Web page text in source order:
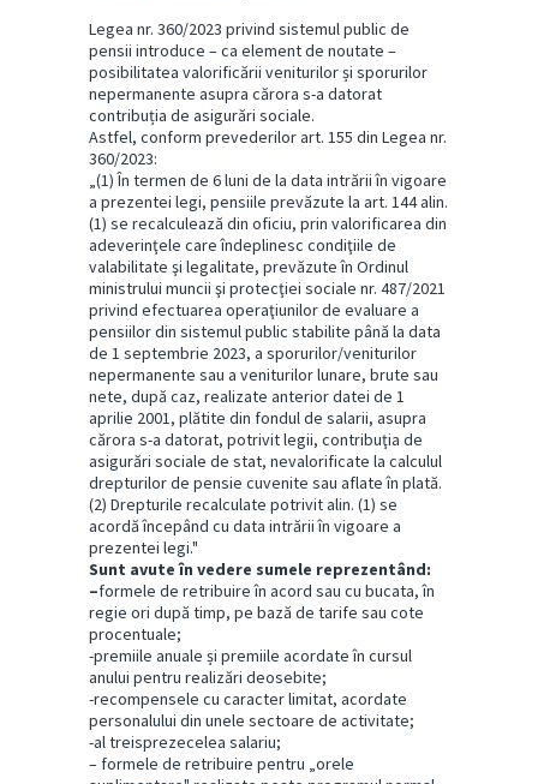
Legea nr. 360/2023 privind sistemul public de
pensii introduce – ca element de noutate –
posibilitatea valorificării veniturilor și sporurilor
nepermanente asupra cărora s-a datorat
contribuția de asigurări sociale.
Astfel, conform prevederilor art. 155 din Legea nr.
360/2023:
„(1) În termen de 6 luni de la data intrării în vigoare
a prezentei legi, pensiile prevăzute la art. 144 alin.
(1) se recalculează din oficiu, prin valorificarea din
adeverinţele care îndeplinesc condiţiile de
valabilitate şi legalitate, prevăzute în Ordinul
ministrului muncii şi protecţiei sociale nr. 487/2021
privind efectuarea operaţiunilor de evaluare a
pensiilor din sistemul public stabilite până la data
de 1 septembrie 2023, a sporurilor/veniturilor
nepermanente sau a veniturilor lunare, brute sau
nete, după caz, realizate anterior datei de 1
aprilie 2001, plătite din fondul de salarii, asupra
cărora s-a datorat, potrivit legii, contribuţia de
asigurări sociale de stat, nevalorificate la calculul
drepturilor de pensie cuvenite sau aflate în plată.
(2) Drepturile recalculate potrivit alin. (1) se
acordă începând cu data intrării în vigoare a
prezentei legi."
Sunt avute în vedere sumele reprezentând:
–formele de retribuire în acord sau cu bucata, în
regie ori după timp, pe bază de tarife sau cote
procentuale;
-premiile anuale și premiile acordate în cursul
anului pentru realizări deosebite;
-recompensele cu caracter limitat, acordate
personalului din unele sectoare de activitate;
-al treisprezecelea salariu;
– formele de retribuire pentru „orele